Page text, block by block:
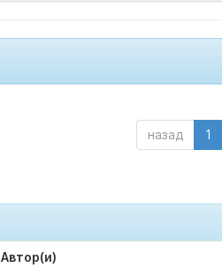
назад 1
Автор(и)